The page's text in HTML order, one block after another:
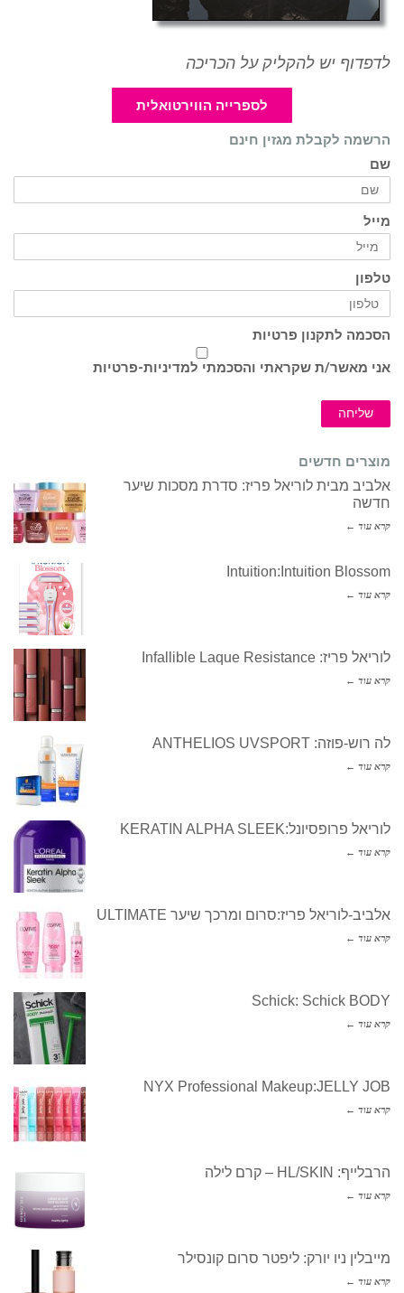
לדפדוף יש להקליק על הכריכה
לספרייה הווירטואלית
הרשמה לקבלת מגזין חינם
שם
מייל
טלפון
הסכמה לתקנון פרטיות
אני מאשר/ת שקראתי והסכמתי למדיניות-פרטיות
שליחה
מוצרים חדשים
אלביב מבית לוריאל פריז: סדרת מסכות שיער
חדשה
קרא עוד ←
Intuition:Intuition Blossom
קרא עוד ←
לוריאל פריז: Infallible Laque Resistance
קרא עוד ←
לה רוש-פוזה: ANTHELIOS UVSPORT
קרא עוד ←
לוריאל פרופסיונל:KERATIN ALPHA SLEEK
קרא עוד ←
אלביב-לוריאל פריז:סרום ומרכך שיער ULTIMATE
קרא עוד ←
Schick: Schick BODY
קרא עוד ←
NYX Professional Makeup:JELLY JOB
קרא עוד ←
הרבלייף: HL/SKIN – קרם לילה
קרא עוד ←
מייבלין ניו יורק: ליפטר סרום קונסילר
קרא עוד ←